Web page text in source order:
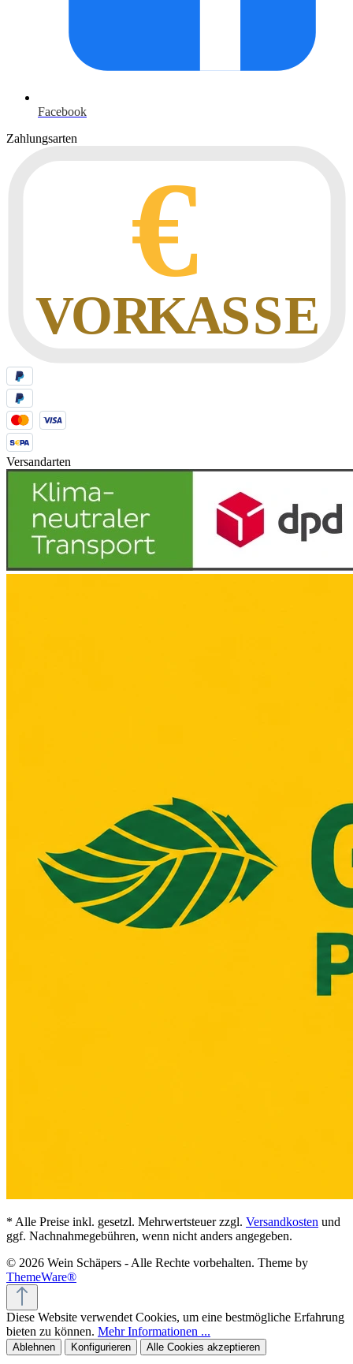
Facebook
Zahlungsarten
Versandarten
* Alle Preise inkl. gesetzl. Mehrwertsteuer zzgl. Versandkosten und
ggf. Nachnahmegebühren, wenn nicht anders angegeben.
© 2026 Wein Schäpers - Alle Rechte vorbehalten. Theme by
ThemeWare®
Diese Website verwendet Cookies, um eine bestmögliche Erfahrung
bieten zu können. Mehr Informationen ...
Ablehnen Konfigurieren Alle Cookies akzeptieren